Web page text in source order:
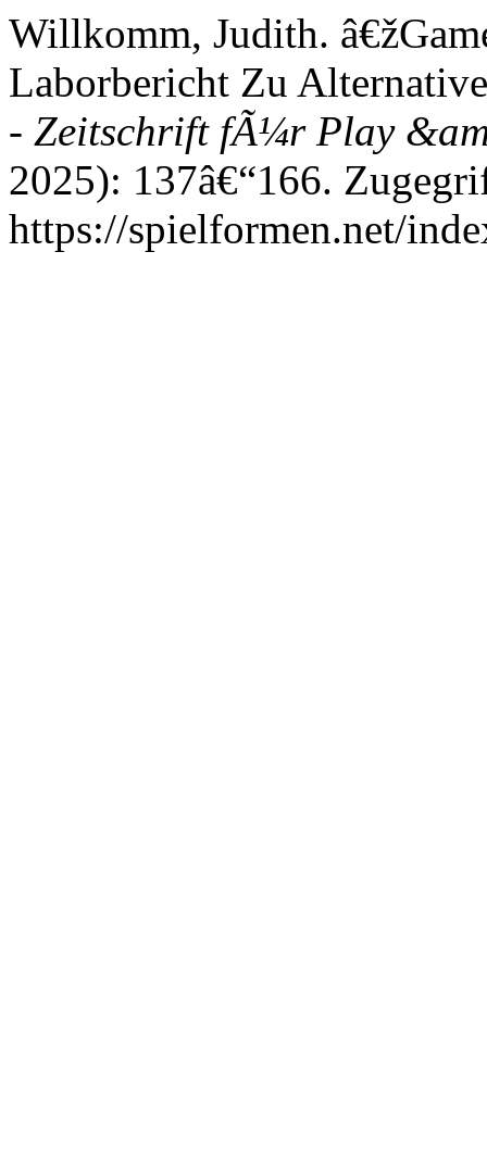
Willkomm, Judith.
Laborbericht Zu
- Zeitschrift fÃ¼r Play
2025): 137â€“166.
https://spielformen.net/